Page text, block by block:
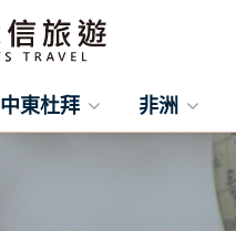
中東杜拜 非洲